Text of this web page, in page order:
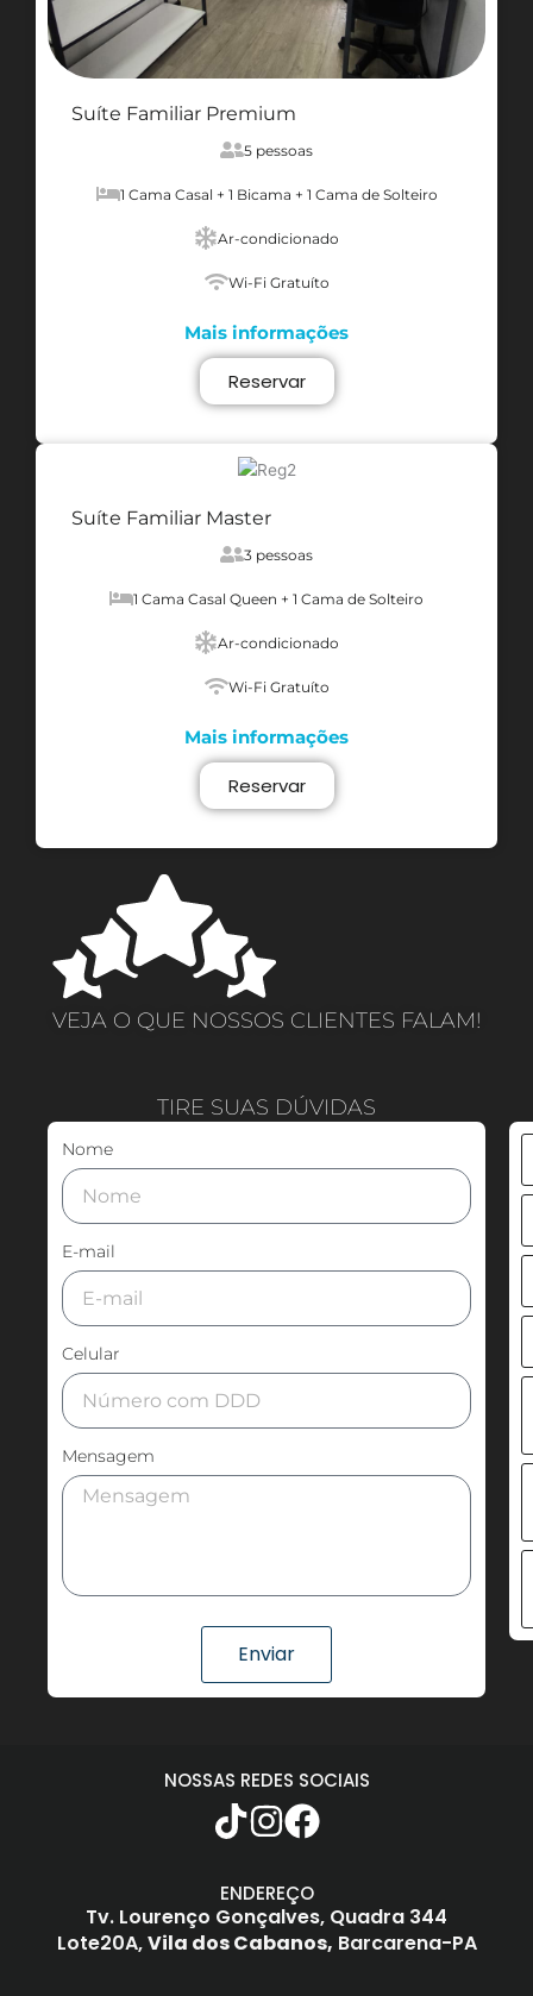
Suíte Familiar Premium
5 pessoas
1 Cama Casal + 1 Bicama + 1 Cama de Solteiro
Ar-condicionado
Wi-Fi Gratuíto
Mais informações
Reservar
Suíte Familiar Master
3 pessoas
1 Cama Casal Queen + 1 Cama de Solteiro
Ar-condicionado
Wi-Fi Gratuíto
Mais informações
Reservar
VEJA O QUE NOSSOS CLIENTES FALAM!
TIRE SUAS DÚVIDAS
Nome
E-mail
Celular
Mensagem
Enviar
ENDEREÇO
Tv. Lourenço Gonçalves, Quadra 344
Lote20A,Vila dos Cabanos, Barcarena-PA
NOSSAS REDES SOCIAIS